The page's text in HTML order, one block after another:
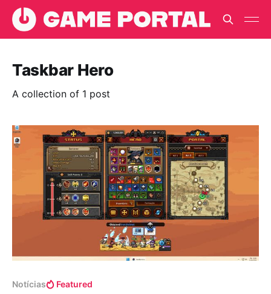
Taskbar Hero
A collection of 1 post
Notícias Featured